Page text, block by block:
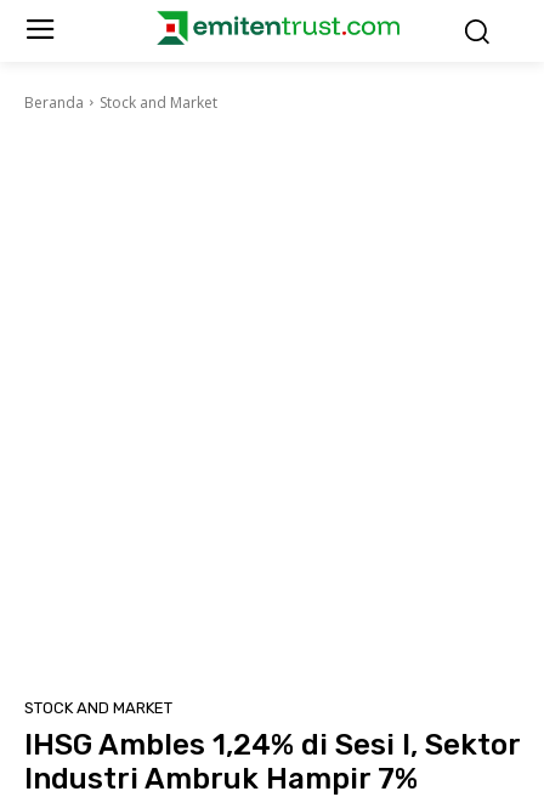
Beranda Stock and Market
STOCK AND MARKET
IHSG Ambles 1,24% di Sesi I, Sektor
Industri Ambruk Hampir 7%